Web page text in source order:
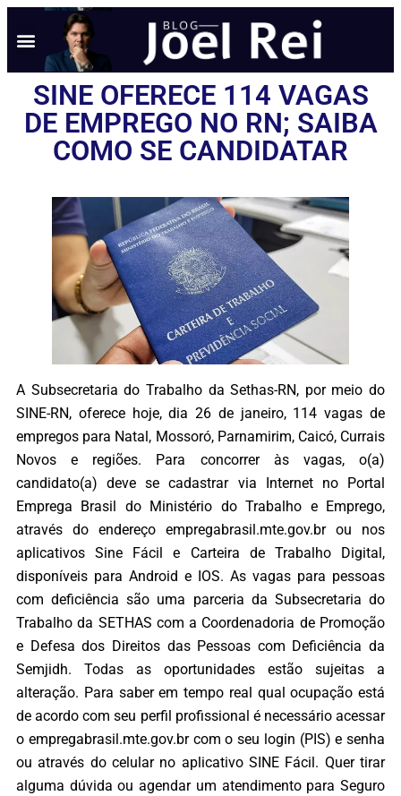
SINE OFERECE 114 VAGAS
DE EMPREGO NO RN; SAIBA
COMO SE CANDIDATAR
A Subsecretaria do Trabalho da Sethas-RN, por meio do
SINE-RN, oferece hoje, dia 26 de janeiro, 114 vagas de
empregos para Natal, Mossoró, Parnamirim, Caicó, Currais
Novos e regiões. Para concorrer às vagas, o(a)
candidato(a) deve se cadastrar via Internet no Portal
Emprega Brasil do Ministério do Trabalho e Emprego,
através do endereço empregabrasil.mte.gov.br ou nos
aplicativos Sine Fácil e Carteira de Trabalho Digital,
disponíveis para Android e IOS. As vagas para pessoas
com deficiência são uma parceria da Subsecretaria do
Trabalho da SETHAS com a Coordenadoria de Promoção
e Defesa dos Direitos das Pessoas com Deficiência da
Semjidh. Todas as oportunidades estão sujeitas a
alteração. Para saber em tempo real qual ocupação está
de acordo com seu perfil profissional é necessário acessar
o empregabrasil.mte.gov.br com o seu login (PIS) e senha
ou através do celular no aplicativo SINE Fácil. Quer tirar
alguma dúvida ou agendar um atendimento para Seguro